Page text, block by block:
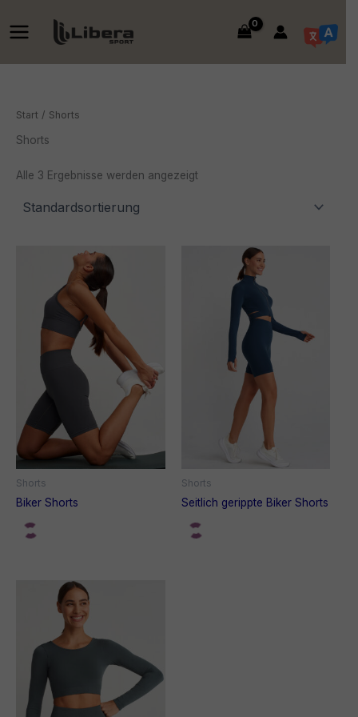
Inhalt
springen
Start / Shorts
Shorts
Alle 3 Ergebnisse werden angezeigt
Shorts
Biker Shorts
Shorts
Seitlich gerippte Biker Shorts